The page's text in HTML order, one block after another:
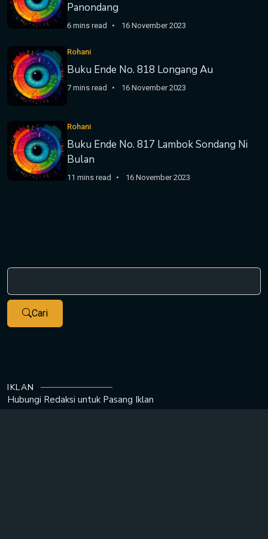
Panondang
6 mins read 16 November 2023
Rohani
Buku Ende No. 818 Longang Au
7 mins read 16 November 2023
Rohani
Buku Ende No. 817 Lambok Sondang Ni
Bulan
11 mins read 16 November 2023
Cari
IKLAN
Hubungi Redaksi untuk Pasang Iklan